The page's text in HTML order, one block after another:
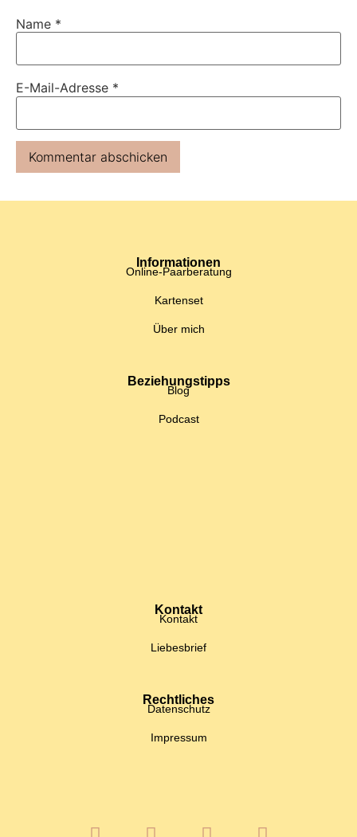
Name *
E-Mail-Adresse *
Informationen
Online-Paarberatung
Kartenset
Über mich
Beziehungstipps
Blog
Podcast
Kontakt
Kontakt
Liebesbrief
Rechtliches
Datenschutz
Impressum